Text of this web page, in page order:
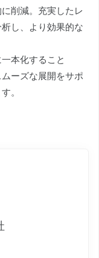
削減。充実したレ
し、より効果的な
本化すること
ーズな展開をサポ
。